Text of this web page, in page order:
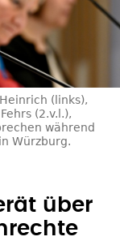
(links),
(2.v.l.),
während
Würzburg.
über